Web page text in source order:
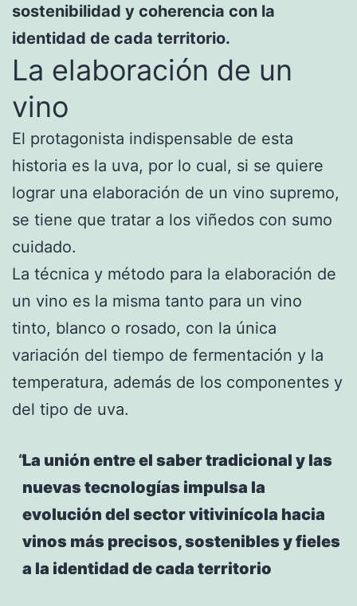
sostenibilidad y coherencia con la
identidad de cada territorio.
La elaboración de un
vino
El protagonista indispensable de esta
historia es la uva, por lo cual, si se quiere
lograr una elaboración de un vino supremo,
se tiene que tratar a los viñedos con sumo
cuidado.
La técnica y método para la elaboración de
un vino es la misma tanto para un vino
tinto, blanco o rosado, con la única
variación del tiempo de fermentación y la
temperatura, además de los componentes y
del tipo de uva.
La unión entre el saber tradicional y las
nuevas tecnologías impulsa la
evolución del sector vitivinícola hacia
vinos más precisos, sostenibles y fieles
a la identidad de cada territorio